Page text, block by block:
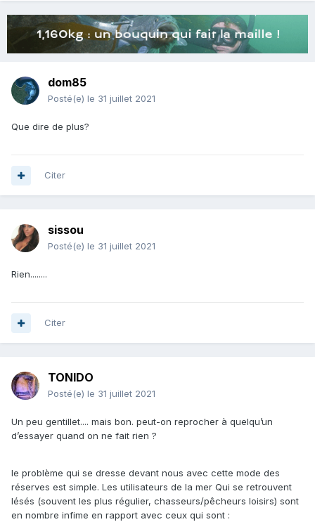
dom85
Posté(e) le 31 juillet 2021
Que dire de plus?
Citer
sissou
Posté(e) le 31 juillet 2021
Rien........
Citer
TONIDO
Posté(e) le 31 juillet 2021
Un peu gentillet.... mais bon. peut-on reprocher à quelqu’un
d’essayer quand on ne fait rien ?
le problème qui se dresse devant nous avec cette mode des
réserves est simple. Les utilisateurs de la mer Qui se retrouvent
lésés (souvent les plus régulier, chasseurs/pêcheurs loisirs) sont
en nombre infime en rapport avec ceux qui sont :